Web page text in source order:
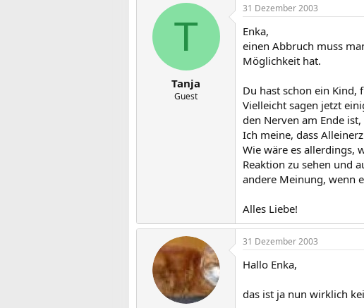
T
Tanja
Guest
31 Dezember 2003
Enka,
einen Abbruch muss
Möglichkeit hat.
Du hast schon ein Kind,
Vielleicht sagen jetzt
den Nerven am Ende
Ich meine, dass
Wie wäre es allerdings,
Reaktion zu sehen und
andere Meinung, wenn
Alles Liebe!
31 Dezember 2003
Hallo Enka,
das ist ja nun wirklich